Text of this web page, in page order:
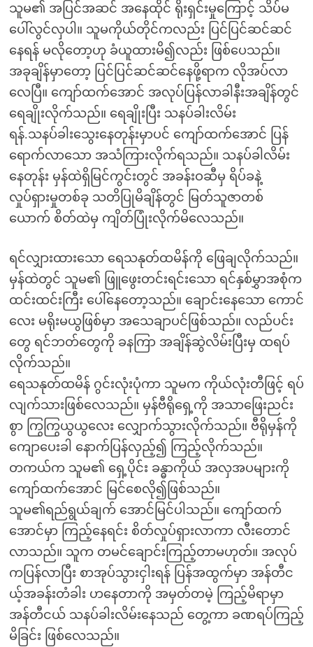
သူမ၏ အပြင်အဆင် အနေထိုင် ရိုးရှင်းမှုကြောင့် သိပ်မ
ပေါ်လွင်လှပါ။ သူမကိုယ်တိုင်ကလည်း ပြင်ပြင်ဆင်ဆင်
နေရန် မလိုတော့ဟု ခံယူထားမိ၍လည်း ဖြစ်ပေသည်။
အခုချိန်မှာတော့ ပြင်ပြင်ဆင်ဆင်နေဖို့ရာက လိုအပ်လာ
လေပြီ။ ကျော်ထက်အောင် အလုပ်ပြန်လာခါနီးအချိန်တွင်
ရေချိုးလိုက်သည်။ ရေချိုးပြီး သနပ်ခါးလိမ်း
ရန်.သနပ်ခါးသွေးနေတုန်းမှာပင် ကျော်ထက်အောင် ပြန်
ရောက်လာသော အသံကြားလိုက်ရသည်။ သနပ်ခါလိမ်း
နေတုန်း မှန်ထဲရှိမြင်ကွင်းတွင် အခန်းဝဆီမှ ရိပ်ခနဲ့
လှုပ်ရှားမှုတစ်ခု သတိပြုမိချိန်တွင် မြတ်သူဇာတစ်
ယောက် စိတ်ထဲမှ ကျိတ်ပြုံးလိုက်မိလေသည်။
ရင်လျှားထားသော ရေသနုတ်ထမိန်ကို ဖြေချလိုက်သည်။
မှန်ထဲတွင် သူမ၏ ဖြူဖွေးတင်းရင်းသော ရင်နှစ်မွှာအစုံက
ထင်းထင်းကြီး ပေါ်နေတော့သည်။ ချောင်းနေသော ကောင်
လေး မရိုးမယွဖြစ်မှာ အသေချာပင်ဖြစ်သည်။ လည်ပင်း
တွေ ရင်ဘတ်တွေကို ခနကြာ အချိန်ဆွဲလိမ်းပြီးမှ ထရပ်
လိုက်သည်။
ရေသနုတ်ထမိန် ဂွင်းလုံးပုံကာ သူမက ကိုယ်လုံးတီဖြင့် ရပ်
လျက်သားဖြစ်လေသည်။ မှန်ဗီရိုရှေ့ကို အသာဖြေးညင်း
စွာ ကြွကြွယွယွလေး လျှောက်သွားလိုက်သည်။ ဗီရိုမှန်ကို
ကျောပေးခါ နောက်ပြန်လှည့်၍ ကြည့်လိုက်သည်။
တကယ်က သူမ၏ ရှေ့ပိုင်း ခန္ဓာကိုယ် အလှအပများကို
ကျော်ထက်အောင် မြင်စေလို၍ဖြစ်သည်။
သူမ၏ရည်ရွယ်ချက် အောင်မြင်ပါသည်။ ကျော်ထက်
အောင်မှာ ကြည့်နေရင်း စိတ်လှုပ်ရှားလာကာ လီးတောင်
လာသည်။ သူက တမင်ချောင်းကြည့်တာမဟုတ်။ အလုပ်
ကပြန်လာပြီး စာအုပ်သွားငှါးရန် ပြန်အထွက်မှာ အန်တီင
ယ့်အခန်းတံခါး ဟနေတာကို အမှတ်တမဲ့ ကြည့်မိရာမှာ
အန်တီငယ် သနပ်ခါးလိမ်းနေသည် တွေ့ကာ ခဏရပ်ကြည့်
မိခြင်း ဖြစ်လေသည်။